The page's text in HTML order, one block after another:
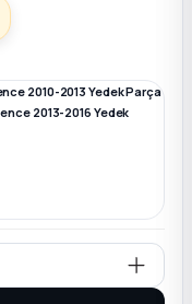
2010-2013 Yedek Parça
2013-2016 Yedek